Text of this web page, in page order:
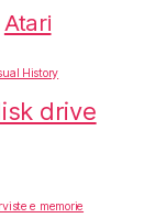
Atari
History
drive
e memorie